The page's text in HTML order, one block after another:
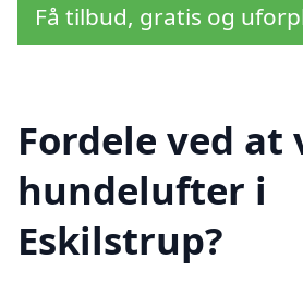
Få tilbud, gratis og
Fordele ved
hundelufter i
Eskilstrup?